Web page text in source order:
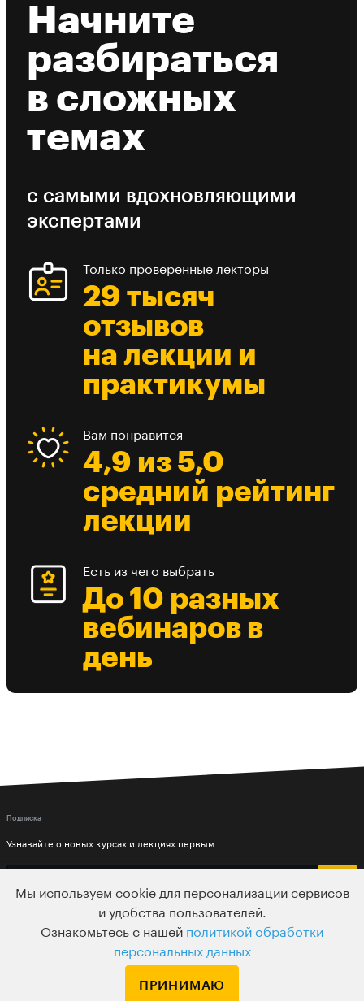
Начните
разбираться
в сложных
темах
с самыми вдохновляющими
экспертами
Только проверенные лекторы
29 тысяч
отзывов
на лекции и
практикумы
Вам понравится
4,9 из 5,0
средний рейтинг
лекции
Есть из чего выбрать
До 10 разных
вебинаров в
день
По вопросам обращайтесь на
HELLO@LEVELVAN.RU
Подписка
Узнавайте о новых курсах и лекциях первым
Мы используем cookie для персонализации сервисов
и удобства пользователей.
Ознакомьтесь с нашей политикой обработки
персональных данных
ПРИНИМАЮ